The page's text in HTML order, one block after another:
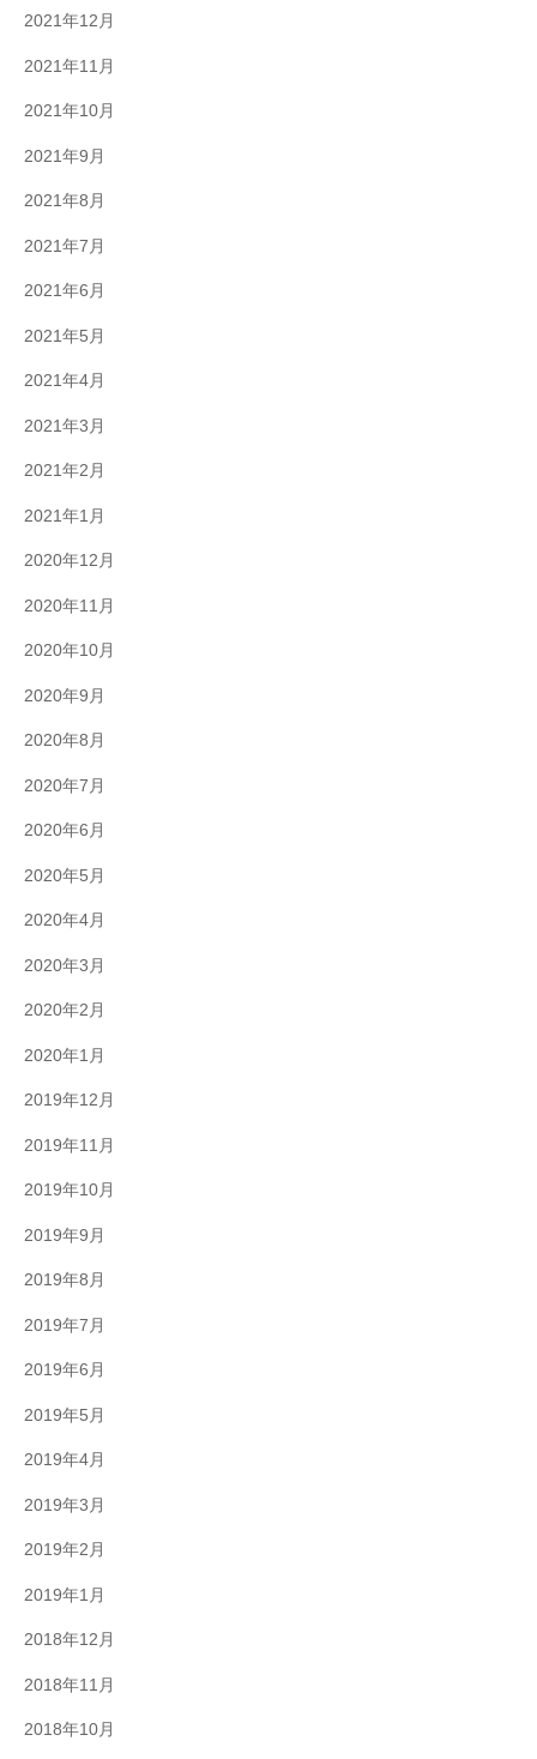
2021年12月
2021年11月
2021年10月
2021年9月
2021年8月
2021年7月
2021年6月
2021年5月
2021年4月
2021年3月
2021年2月
2021年1月
2020年12月
2020年11月
2020年10月
2020年9月
2020年8月
2020年7月
2020年6月
2020年5月
2020年4月
2020年3月
2020年2月
2020年1月
2019年12月
2019年11月
2019年10月
2019年9月
2019年8月
2019年7月
2019年6月
2019年5月
2019年4月
2019年3月
2019年2月
2019年1月
2018年12月
2018年11月
2018年10月